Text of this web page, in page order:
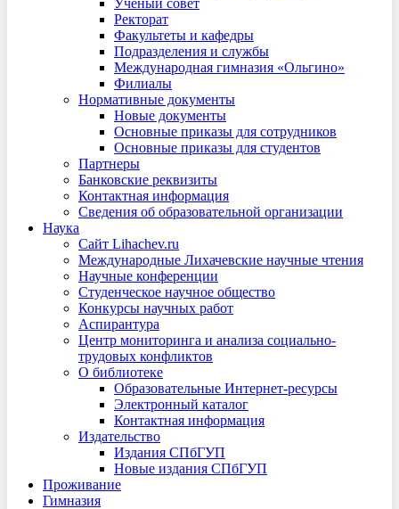
Ученый совет
Ректорат
Факультеты и кафедры
Подразделения и службы
Международная гимназия «Ольгино»
Филиалы
Нормативные документы
Новые документы
Основные приказы для сотрудников
Основные приказы для студентов
Партнеры
Банковские реквизиты
Контактная информация
Сведения об образовательной организации
Наука
Сайт Lihachev.ru
Международные Лихачевские научные чтения
Научные конференции
Студенческое научное общество
Конкурсы научных работ
Аспирантура
Центр мониторинга и анализа социально-
трудовых конфликтов
О библиотеке
Образовательные Интернет-ресурсы
Электронный каталог
Контактная информация
Издательство
Издания СПбГУП
Новые издания СПбГУП
Проживание
Гимназия